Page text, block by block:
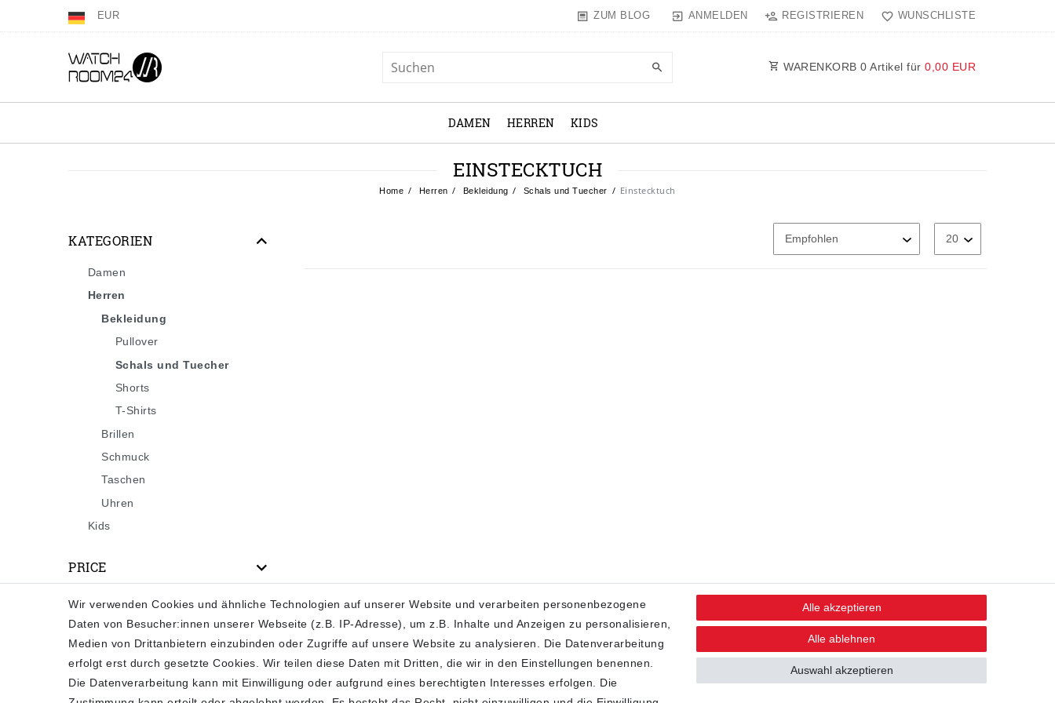
EUR ZUM BLOG ANMELDEN REGISTRIEREN WUNSCHLISTE
WARENKORB 0 Artikel für 0,00 EUR
DAMEN HERREN KIDS
EINSTECKTUCH
Home Herren Bekleidung Schals und Tuecher Einstecktuch
KATEGORIEN
Damen
Herren
Bekleidung
Pullover
Schals und Tuecher
Shorts
T-Shirts
Brillen
Schmuck
Taschen
Uhren
Kids
PRICE
SHOP
Impressum
Daten­schutz­erklärung
STAY CONNECTED
Wir verwenden Cookies und ähnliche Technologien auf unserer Website und verarbeiten personenbezogene
Daten von Besucher:innen unserer Webseite (z.B. IP-Adresse), um z.B. Inhalte und Anzeigen zu personalisieren,
Medien von Drittanbietern einzubinden oder Zugriffe auf unsere Website zu analysieren. Die Datenverarbeitung
erfolgt erst durch gesetzte Cookies. Wir teilen diese Daten mit Dritten, die wir in den Einstellungen benennen.
Die Datenverarbeitung kann mit Einwilligung oder aufgrund eines berechtigten Interesses erfolgen. Die
Alle akzeptieren
Alle ablehnen
Auswahl akzeptieren